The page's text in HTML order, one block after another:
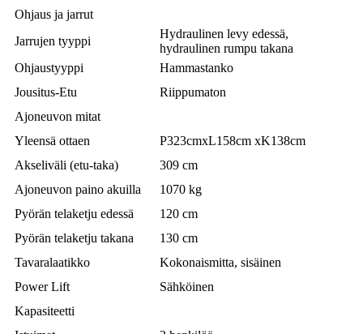
Ohjaus ja jarrut
Jarrujen tyyppi
Hydraulinen levy edessä,
hydraulinen rumpu takana
Ohjaustyyppi
Hammastanko
Jousitus-Etu
Riippumaton
Ajoneuvon mitat
Yleensä ottaen
P323cmxL158cm xK138cm
Akseliväli (etu-taka)
309 cm
Ajoneuvon paino akuilla
1070 kg
Pyörän telaketju edessä
120 cm
Pyörän telaketju takana
130 cm
Tavaralaatikko
Kokonaismitta, sisäinen
Power Lift
Sähköinen
Kapasiteetti